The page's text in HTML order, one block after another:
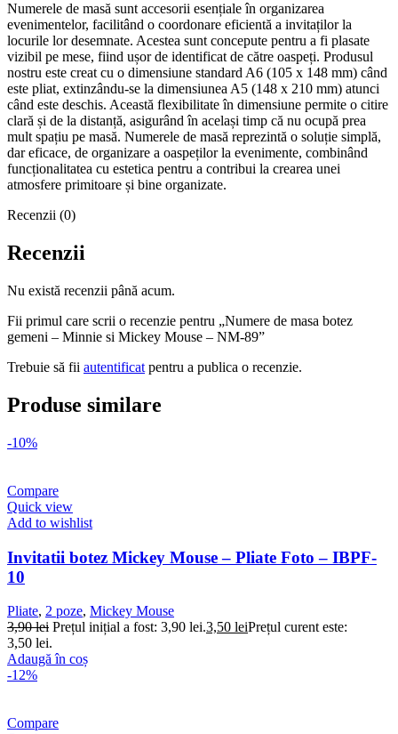
Numerele de masă sunt accesorii esențiale în organizarea
evenimentelor, facilitând o coordonare eficientă a invitaților la
locurile lor desemnate. Acestea sunt concepute pentru a fi plasate
vizibil pe mese, fiind ușor de identificat de către oaspeți. Produsul
nostru este creat cu o dimensiune standard A6 (105 x 148 mm) când
este pliat, extinzându-se la dimensiunea A5 (148 x 210 mm) atunci
când este deschis. Această flexibilitate în dimensiune permite o citire
clară și de la distanță, asigurând în același timp că nu ocupă prea
mult spațiu pe masă. Numerele de masă reprezintă o soluție simplă,
dar eficace, de organizare a oaspeților la evenimente, combinând
funcționalitatea cu estetica pentru a contribui la crearea unei
atmosfere primitoare și bine organizate.
Recenzii (0)
Recenzii
Nu există recenzii până acum.
Fii primul care scrii o recenzie pentru „Numere de masa botez
gemeni – Minnie si Mickey Mouse – NM-89”
Trebuie să fii autentificat pentru a publica o recenzie.
Produse similare
-10%
Compare
Quick view
Add to wishlist
Invitatii botez Mickey Mouse – Pliate Foto – IBPF-
10
Pliate, 2 poze, Mickey Mouse
3,90lei Prețul inițial a fost: 3,90 lei.3,50 leiPrețul curent este:
3,50 lei.
Adaugă în coș
-12%
Compare